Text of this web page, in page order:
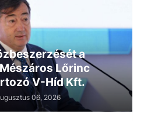
a
Lőrinc
V-Híd Kft.
06, 2026